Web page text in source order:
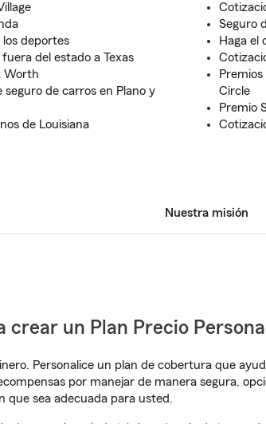
deportes
del estado a Texas
Worth
de carros en Plano y
de Louisiana
Seguro
Haga el
Circle
Premio
Nuestra misión
crear un Plan Precio
Personalice un plan de cobertura que
por manejar de manera segura,
que sea adecuada para usted.